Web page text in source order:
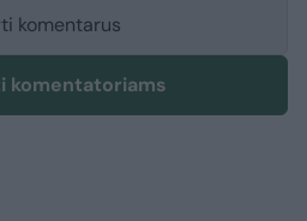
komentarus
komentatoriams